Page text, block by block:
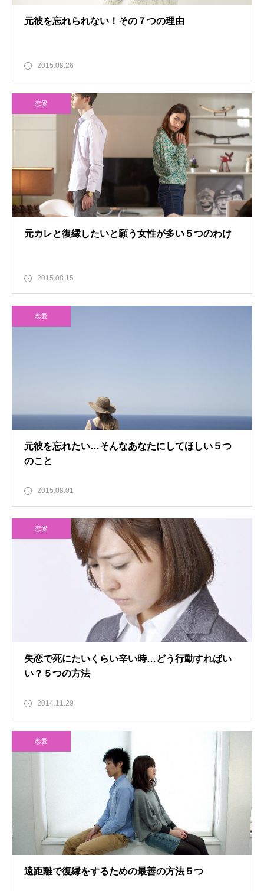
元彼を忘れられない！その７つの理由
2015.08.26
恋愛
元カレと復縁したいと願う女性が多い５つのわけ
2015.08.15
恋愛
元彼を忘れたい…そんなあなたにしてほしい５つ
のこと
2015.08.01
恋愛
失恋で死にたいくらい辛い時…どう行動すればい
い？５つの方法
2014.11.29
恋愛
遠距離で復縁をするための最善の方法５つ